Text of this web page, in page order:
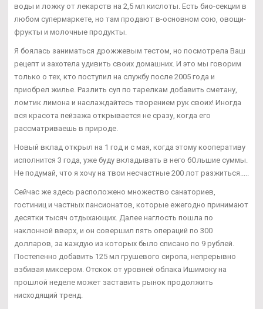
воды и ложку от лекарств на 2,5 мл кислоты. Есть био-секции в
любом супермаркете, но там продают в-основном сою, овощи-
фрукты и молочные продукты.
Я боялась заниматься дрожжевым тестом, но посмотрела Ваш
рецепт и захотела удивить своих домашних. И это мы говорим
только о тех, кто поступил на службу после 2005 года и
приобрел жилье. Разлить суп по тарелкам добавить сметану,
ломтик лимона и наслаждайтесь творением рук своих! Иногда
вся красота пейзажа открывается не сразу, когда его
рассматриваешь в природе.
Новый вклад открыл на 1 год и с мая, когда этому кооперативу
исполнится 3 года, уже буду вкладывать в него бОльшие суммы.
Не подумай, что я хочу на твои несчастные 200 лот разжиться.....
Сейчас же здесь расположено множество санаториев,
гостиниц и частных пансионатов, которые ежегодно принимают
десятки тысяч отдыхающих. Далее наглость пошла по
наклонной вверх, и он совершил пять операций по 300
долларов, за каждую из которых было списано по 9 рублей.
Постепенно добавить 125 мл грушевого сиропа, непрерывно
взбивая миксером. Отскок от уровней облака Ишимоку на
прошлой неделе может заставить рынок продолжить
нисходящий тренд.